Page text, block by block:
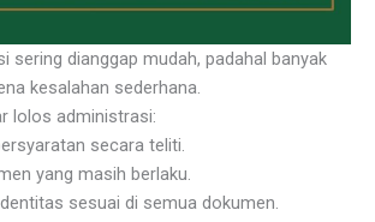
sering dianggap mudah, padahal banyak
kesalahan sederhana.
lolos administrasi:
secara teliti.
yang masih berlaku.
sesuai di semua dokumen.